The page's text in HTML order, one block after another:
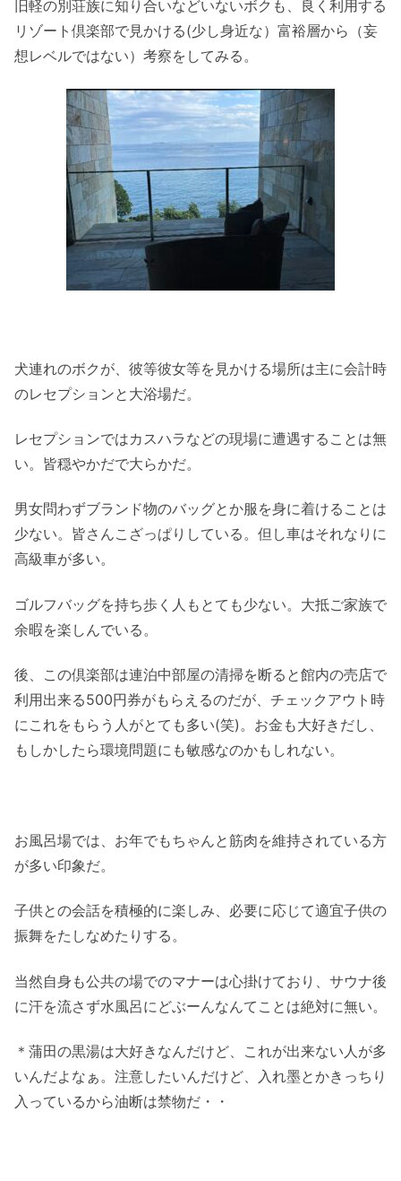
旧軽の別荘族に知り合いなどいないボクも、良く利用する
リゾート倶楽部で見かける(少し身近な）富裕層から（妄
想レベルではない）考察をしてみる。
犬連れのボクが、彼等彼女等を見かける場所は主に会計時
のレセプションと大浴場だ。
レセプションではカスハラなどの現場に遭遇することは無
い。皆穏やかだで大らかだ。
男女問わずブランド物のバッグとか服を身に着けることは
少ない。皆さんこざっぱりしている。但し車はそれなりに
高級車が多い。
ゴルフバッグを持ち歩く人もとても少ない。大抵ご家族で
余暇を楽しんでいる。
後、この倶楽部は連泊中部屋の清掃を断ると館内の売店で
利用出来る500円券がもらえるのだが、チェックアウト時
にこれをもらう人がとても多い(笑)。お金も大好きだし、
もしかしたら環境問題にも敏感なのかもしれない。
お風呂場では、お年でもちゃんと筋肉を維持されている方
が多い印象だ。
子供との会話を積極的に楽しみ、必要に応じて適宜子供の
振舞をたしなめたりする。
当然自身も公共の場でのマナーは心掛けており、サウナ後
に汗を流さず水風呂にどぶーんなんてことは絶対に無い。
＊蒲田の黒湯は大好きなんだけど、これが出来ない人が多
いんだよなぁ。注意したいんだけど、入れ墨とかきっちり
入っているから油断は禁物だ・・